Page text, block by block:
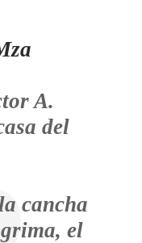
A.
del
cancha
el